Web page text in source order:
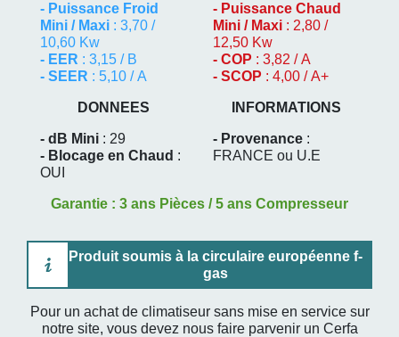
- Puissance Froid
Mini / Maxi : 3,70 /
10,60 Kw
- EER : 3,15 / B
- SEER : 5,10 / A
- Puissance Chaud
Mini / Maxi : 2,80 /
12,50 Kw
- COP : 3,82 / A
- SCOP : 4,00 / A+
DONNEES
- dB Mini : 29
- Blocage en Chaud :
OUI
INFORMATIONS
- Provenance :
FRANCE ou U.E
Garantie : 3 ans Pièces / 5 ans Compresseur
Produit soumis à la circulaire européenne f-
gas
Pour un achat de climatiseur sans mise en service sur
notre site, vous devez nous faire parvenir un Cerfa